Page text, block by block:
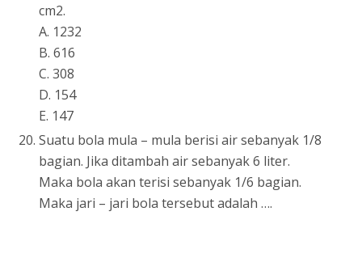
cm2.
A. 1232
B. 616
C. 308
D. 154
E. 147
Suatu bola mula – mula berisi air sebanyak 1/8
bagian. Jika ditambah air sebanyak 6 liter.
Maka bola akan terisi sebanyak 1/6 bagian.
Maka jari – jari bola tersebut adalah ….